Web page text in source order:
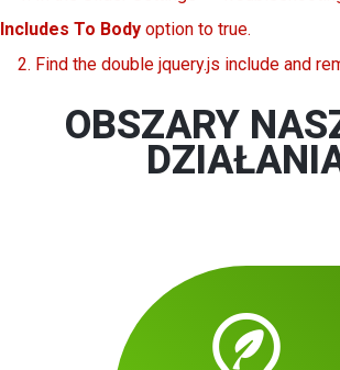
Includes To Body option to true.
2. Find the double jquery.js include and
OBSZARY